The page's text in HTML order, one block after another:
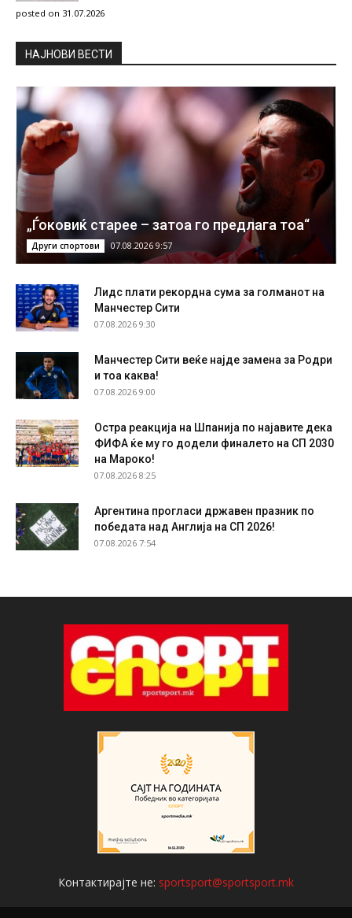
posted on 31.07.2026
НAЈНОВИ ВЕСТИ
„Ѓоковиќ старее – затоа го предлага тоа“
Други спортови 07.08.2026 9:57
Лидс плати рекордна сума за голманот на
Манчестер Сити
07.08.2026 9:30
Манчестер Сити веќе најде замена за Родри
и тоа каква!
07.08.2026 9:00
Остра реакција на Шпанија по најавите дека
ФИФА ќе му го додели финалето на СП 2030
на Мароко!
07.08.2026 8:25
Аргентина прогласи државен празник по
победата над Англија на СП 2026!
07.08.2026 7:54
Контактирајте не: sportsport@sportsport.mk